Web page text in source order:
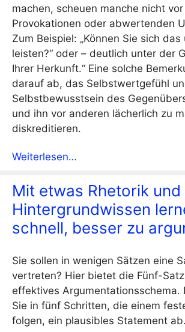
machen, scheuen manche nicht
Provokationen oder abwertenden
Zum Beispiel: „Können Sie sich
leisten?“ oder – deutlich unter der
Ihrer Herkunft.“ Eine solche
darauf ab, das Selbstwertgefühl
Selbstbewusstsein des
und ihn vor anderen lächerlich zu
diskreditieren.
Weiterlesen…
Mit etwas Rhetorik und
Hintergrundwissen
schnell, besser zu
Sie sollen in wenigen Sätzen eine
vertreten? Hier bietet die Fünf-
effektives Argumentationsschema.
Sie in fünf Schritten, die einem
folgen, ein plausibles Statement ab.